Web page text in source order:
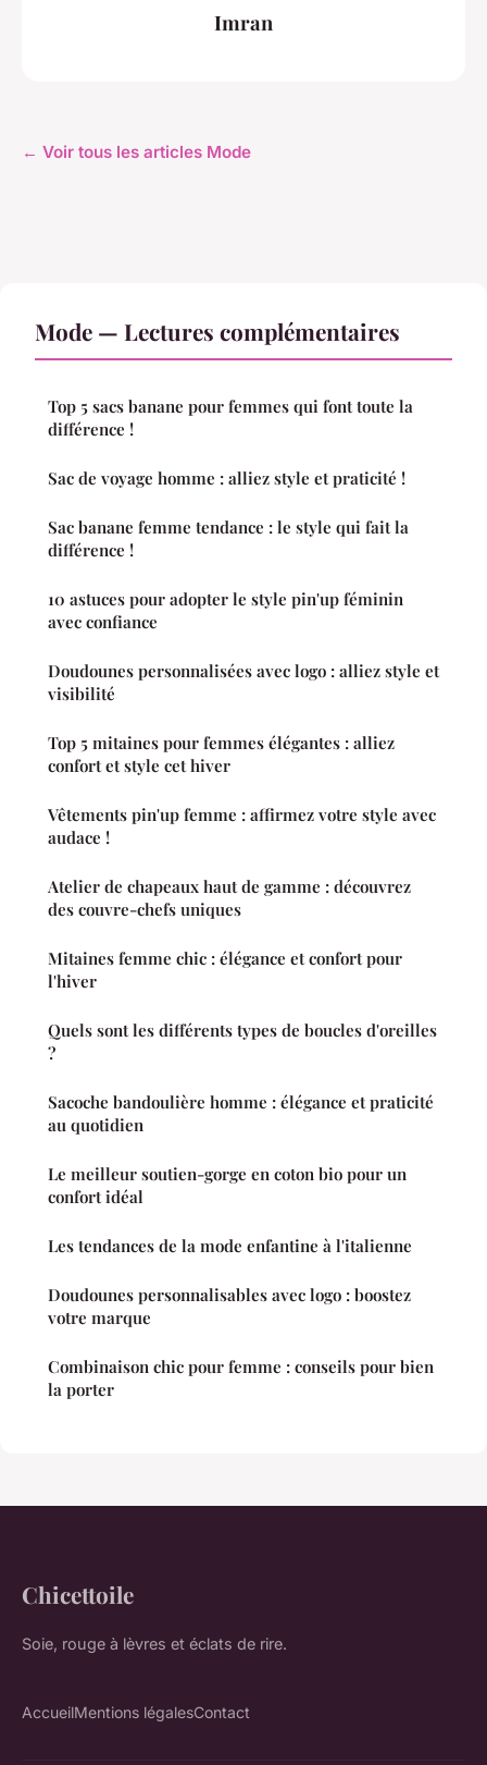
Imran
← Voir tous les articles Mode
Mode — Lectures complémentaires
Top 5 sacs banane pour femmes qui font toute la
différence !
Sac de voyage homme : alliez style et praticité !
Sac banane femme tendance : le style qui fait la
différence !
10 astuces pour adopter le style pin'up féminin
avec confiance
Doudounes personnalisées avec logo : alliez style et
visibilité
Top 5 mitaines pour femmes élégantes : alliez
confort et style cet hiver
Vêtements pin'up femme : affirmez votre style avec
audace !
Atelier de chapeaux haut de gamme : découvrez
des couvre-chefs uniques
Mitaines femme chic : élégance et confort pour
l'hiver
Quels sont les différents types de boucles d'oreilles
?
Sacoche bandoulière homme : élégance et praticité
au quotidien
Le meilleur soutien-gorge en coton bio pour un
confort idéal
Les tendances de la mode enfantine à l'italienne
Doudounes personnalisables avec logo : boostez
votre marque
Combinaison chic pour femme : conseils pour bien
la porter
Chicettoile
Soie, rouge à lèvres et éclats de rire.
AccueilMentions légalesContact